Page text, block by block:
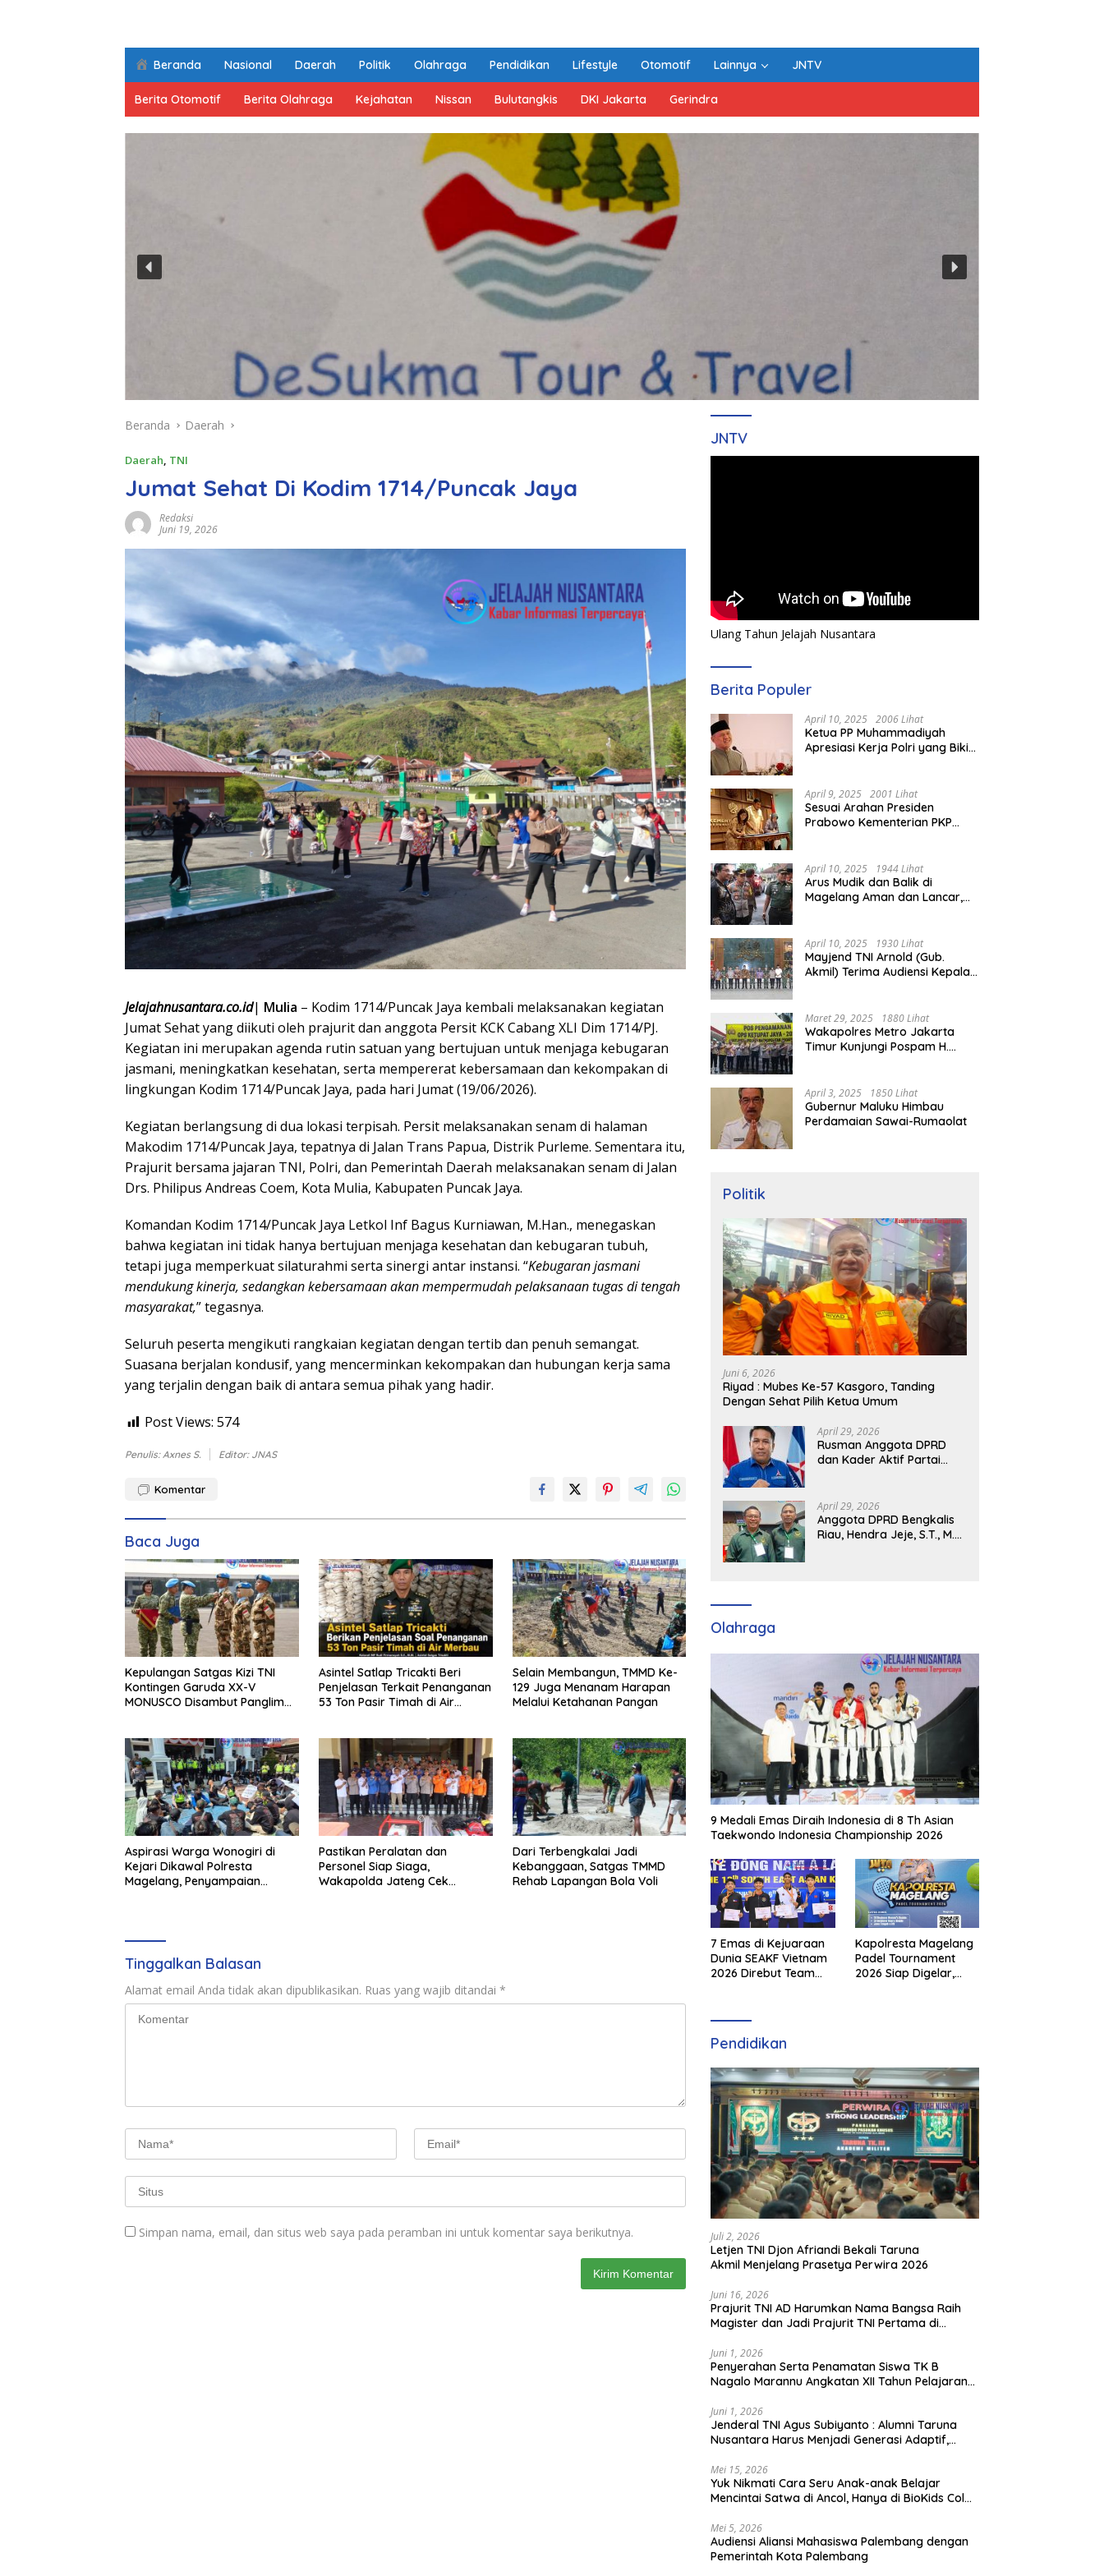
Beranda Nasional Daerah Politik Olahraga Pendidikan Lifestyle Otomotif Lainnya JNTV
Berita Otomotif Berita Olahraga Kejahatan Nissan Bulutangkis DKI Jakarta Gerindra
Beranda Daerah
Daerah, TNI
Jumat Sehat Di Kodim 1714/Puncak Jaya
Redaksi
Juni 19, 2026
Jelajahnusantara.co.id| Mulia – Kodim 1714/Puncak Jaya kembali melaksanakan kegiatan
Jumat Sehat yang diikuti oleh prajurit dan anggota Persit KCK Cabang XLI Dim 1714/PJ.
Kegiatan ini merupakan agenda rutin satuan yang bertujuan untuk menjaga kebugaran
jasmani, meningkatkan kesehatan, serta mempererat kebersamaan dan kekompakan di
lingkungan Kodim 1714/Puncak Jaya, pada hari Jumat (19/06/2026).
Kegiatan berlangsung di dua lokasi terpisah. Persit melaksanakan senam di halaman
Makodim 1714/Puncak Jaya, tepatnya di Jalan Trans Papua, Distrik Purleme. Sementara itu,
Prajurit bersama jajaran TNI, Polri, dan Pemerintah Daerah melaksanakan senam di Jalan
Drs. Philipus Andreas Coem, Kota Mulia, Kabupaten Puncak Jaya.
Komandan Kodim 1714/Puncak Jaya Letkol Inf Bagus Kurniawan, M.Han., menegaskan
bahwa kegiatan ini tidak hanya bertujuan menjaga kesehatan dan kebugaran tubuh,
tetapi juga memperkuat silaturahmi serta sinergi antar instansi. “Kebugaran jasmani
mendukung kinerja, sedangkan kebersamaan akan mempermudah pelaksanaan tugas di tengah
masyarakat,” tegasnya.
Seluruh peserta mengikuti rangkaian kegiatan dengan tertib dan penuh semangat.
Suasana berjalan kondusif, yang mencerminkan kekompakan dan hubungan kerja sama
yang terjalin dengan baik di antara semua pihak yang hadir.
Post Views: 574
Penulis: Axnes S. Editor: JNAS
Komentar
Baca Juga
Kepulangan Satgas Kizi TNI
Kontingen Garuda XX-V
MONUSCO Disambut Panglima
Asintel Satlap Tricakti Beri
Penjelasan Terkait Penanganan
53 Ton Pasir Timah di Air
Selain Membangun, TMMD Ke-
129 Juga Menanam Harapan
Melalui Ketahanan Pangan
Aspirasi Warga Wonogiri di
Kejari Dikawal Polresta
Magelang, Penyampaian
Pastikan Peralatan dan
Personel Siap Siaga,
Wakapolda Jateng Cek
Dari Terbengkalai Jadi
Kebanggaan, Satgas TMMD
Rehab Lapangan Bola Voli
Tinggalkan Balasan
Alamat email Anda tidak akan dipublikasikan. Ruas yang wajib ditandai *
Simpan nama, email, dan situs web saya pada peramban ini untuk komentar saya berikutnya.
JNTV
Ulang Tahun Jelajah Nusantara
Berita Populer
April 10, 2025 2006 Lihat
Ketua PP Muhammadiyah
Apresiasi Kerja Polri yang Bikin
April 9, 2025 2001 Lihat
Sesuai Arahan Presiden
Prabowo Kementerian PKP
April 10, 2025 1944 Lihat
Arus Mudik dan Balik di
Magelang Aman dan Lancar,
April 10, 2025 1930 Lihat
Mayjend TNI Arnold (Gub.
Akmil) Terima Audiensi Kepala
Maret 29, 2025 1880 Lihat
Wakapolres Metro Jakarta
Timur Kunjungi Pospam H.
April 3, 2025 1850 Lihat
Gubernur Maluku Himbau
Perdamaian Sawai-Rumaolat
Politik
Juni 6, 2026
Riyad : Mubes Ke-57 Kasgoro, Tanding
Dengan Sehat Pilih Ketua Umum
April 29, 2026
Rusman Anggota DPRD
dan Kader Aktif Partai
Cik Ujang Pimpin DPD
Partai Demokrat SumSel
April 29, 2026
Anggota DPRD Bengkalis
Riau, Hendra Jeje, S.T., M.M
Olahraga
9 Medali Emas Diraih Indonesia di 8 Th Asian
Taekwondo Indonesia Championship 2026
7 Emas di Kejuaraan
Dunia SEAKF Vietnam
2026 Direbut Team
Kapolresta Magelang
Padel Tournament
2026 Siap Digelar,
Pendidikan
Juli 2, 2026
Letjen TNI Djon Afriandi Bekali Taruna
Akmil Menjelang Prasetya Perwira 2026
Juni 16, 2026
Prajurit TNI AD Harumkan Nama Bangsa Raih
Magister dan Jadi Prajurit TNI Pertama di
Juni 1, 2026
Penyerahan Serta Penamatan Siswa TK B
Nagalo Marannu Angkatan XII Tahun Pelajaran
Juni 1, 2026
Jenderal TNI Agus Subiyanto : Alumni Taruna
Nusantara Harus Menjadi Generasi Adaptif,
Mei 15, 2026
Yuk Nikmati Cara Seru Anak-anak Belajar
Mencintai Satwa di Ancol, Hanya di BioKids Color
Mei 5, 2026
Audiensi Aliansi Mahasiswa Palembang dengan
Pemerintah Kota Palembang